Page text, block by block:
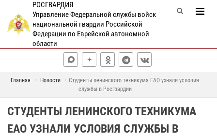
РОСГВАРДИЯ
Управление Федеральной службы войск
национальной гвардии Российской
Федерации по Еврейской автономной
области
Главная Новости
Студенты ленинского техникума ЕАО узнали условия
службы в Росгвардии
СТУДЕНТЫ ЛЕНИНСКОГО ТЕХНИКУМА
ЕАО УЗНАЛИ УСЛОВИЯ СЛУЖБЫ В